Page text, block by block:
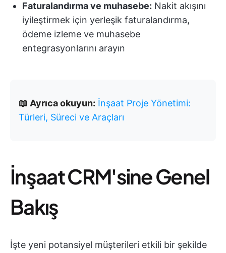
Faturalandırma ve muhasebe: Nakit akışını
iyileştirmek için yerleşik faturalandırma,
ödeme izleme ve muhasebe
entegrasyonlarını arayın
📖 Ayrıca okuyun: İnşaat Proje Yönetimi:
Türleri, Süreci ve Araçları
İnşaat CRM'sine Genel
Bakış
İşte yeni potansiyel müşterileri etkili bir şekilde